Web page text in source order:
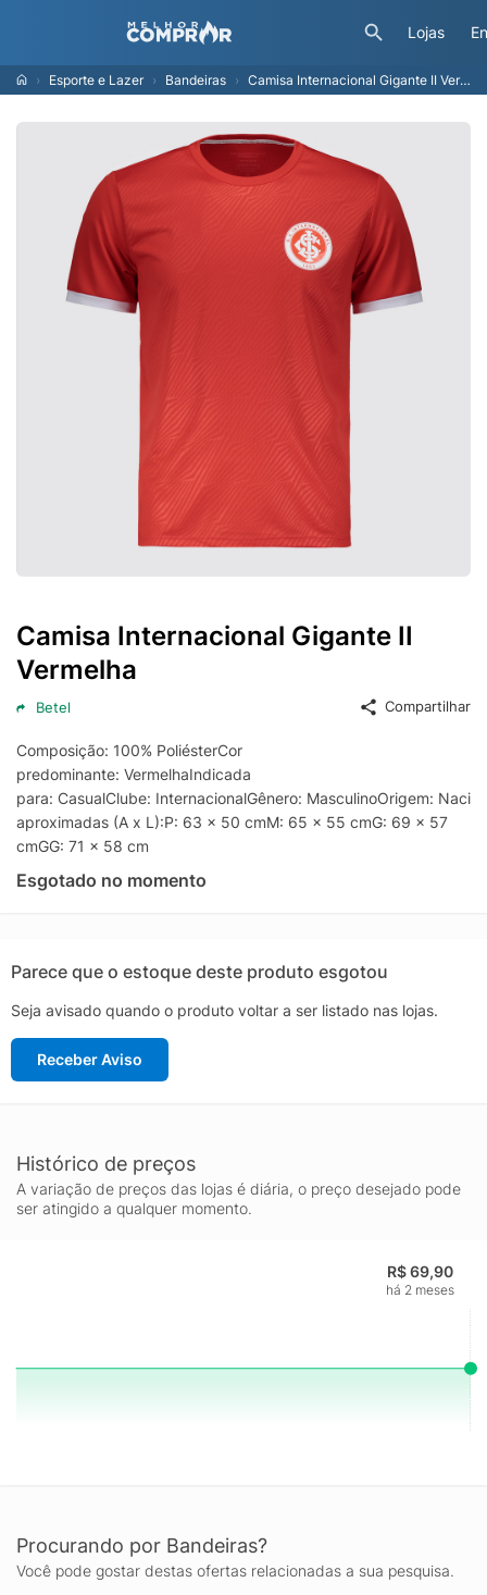
Lojas
Esporte e Lazer Bandeiras Camisa Internacional Gigante II Vermelha
Camisa Internacional Gigante II
Vermelha
Betel Compartilhar
Composição: 100% PoliésterCor
predominante: VermelhaIndicada
para: CasualClube: InternacionalGênero: MasculinoOrigem:
aproximadas (A x L):P: 63 x 50 cmM: 65 x 55 cmG: 69 x 57
cmGG: 71 x 58 cm
Esgotado no momento
Parece que o estoque deste produto esgotou
Seja avisado quando o produto voltar a ser listado nas lojas.
Receber Aviso
Histórico de preços
A variação de preços das lojas é diária, o preço desejado pode
ser atingido a qualquer momento.
R$ 69,90
há 2 meses
Procurando por Bandeiras?
Você pode gostar destas ofertas relacionadas a sua pesquisa.